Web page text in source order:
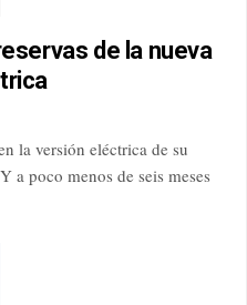
de la nueva
la versión eléctrica de su
a poco menos de seis meses